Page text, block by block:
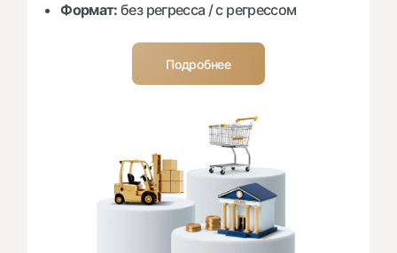
Формат: без регресса / с регрессом
Подробнее